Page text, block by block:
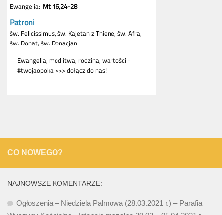
CO NOWEGO?
NAJNOWSZE KOMENTARZE:
Ogłoszenia – Niedziela Palmowa (28.03.2021 r.) – Parafia